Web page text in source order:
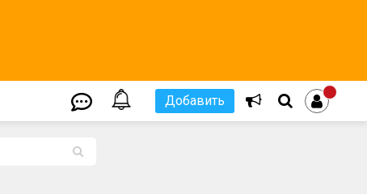
Добавить
L